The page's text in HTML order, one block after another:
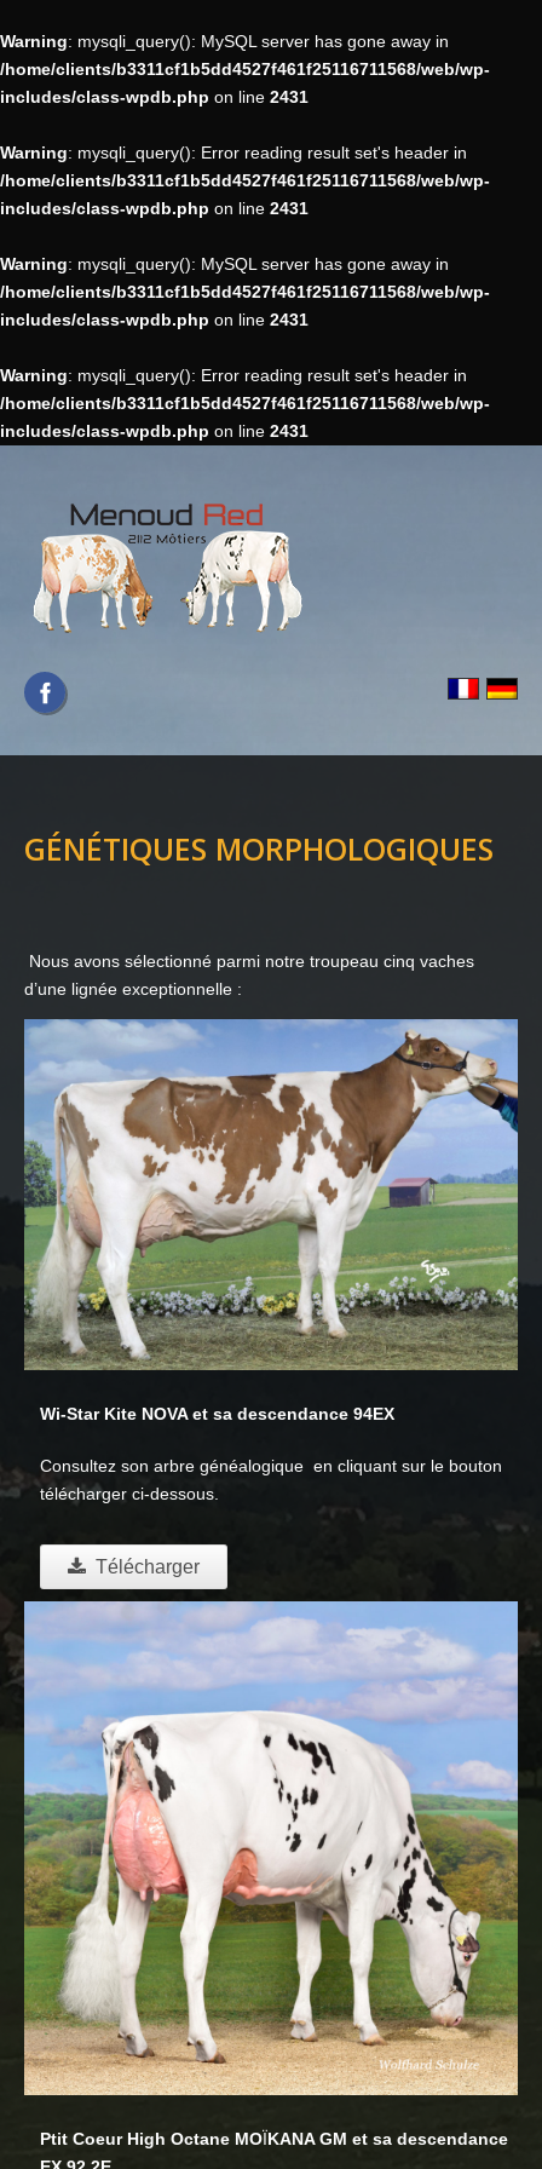
Warning: mysqli_query(): MySQL server has gone away in
/home/clients/b3311cf1b5dd4527f461f25116711568/web/wp-
includes/class-wpdb.php on line 2431
Warning: mysqli_query(): Error reading result set's header in
/home/clients/b3311cf1b5dd4527f461f25116711568/web/wp-
includes/class-wpdb.php on line 2431
Warning: mysqli_query(): MySQL server has gone away in
/home/clients/b3311cf1b5dd4527f461f25116711568/web/wp-
includes/class-wpdb.php on line 2431
Warning: mysqli_query(): Error reading result set's header in
/home/clients/b3311cf1b5dd4527f461f25116711568/web/wp-
includes/class-wpdb.php on line 2431
GÉNÉTIQUES MORPHOLOGIQUES
Nous avons sélectionné parmi notre troupeau cinq vaches
d’une lignée exceptionnelle :
Wi-Star Kite NOVA et sa descendance 94EX
Consultez son arbre généalogique en cliquant sur le bouton
télécharger ci-dessous.
Télécharger
Ptit Coeur High Octane MOÏKANA GM et sa descendance